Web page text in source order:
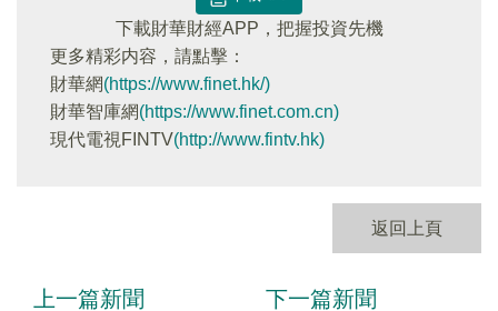
下載財華財經APP，把握投資先機
更多精彩内容，請點擊：
財華網(https://www.finet.hk/)
財華智庫網(https://www.finet.com.cn)
現代電視FINTV(http://www.fintv.hk)
返回上頁
上一篇新聞 下一篇新聞